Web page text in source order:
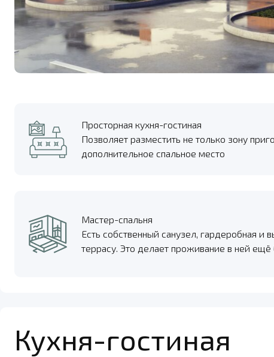
Просторная кухня-гостиная
Позволяет разместить не только зону
дополнительное спальное место
Мастер-спальня
Есть собственный санузел, гардеробная и
террасу. Это делает проживание в ней
Кухня-гостиная